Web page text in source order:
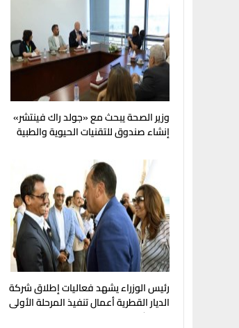
وزير الصحة يبحث مع «جولد راك فينتشر»
إنشاء صندوق للتقنيات الحيوية والطبية
رئيس الوزراء يشهد فعاليات إطلاق شركة
الديار القطرية أعمال تنفيذ المرحلة الأولى
من مشروع "علم الروم"